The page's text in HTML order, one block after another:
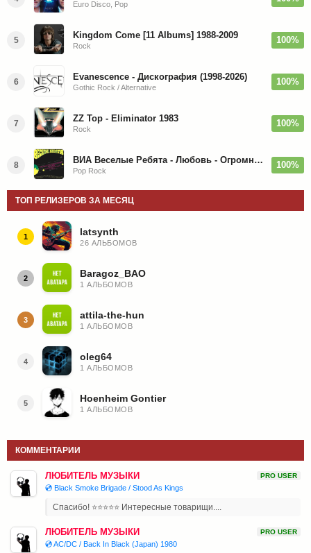
Euro Disco, Pop
5 Kingdom Come [11 Albums] 1988-2009
Rock
100%
6 Evanescence - Дискография (1998-2026)
Gothic Rock / Alternative
100%
7 ZZ Top - Eliminator 1983
Rock
100%
8 ВИА Веселые Ребята - Любовь - Огромная Страна - 1974/2026
Pop Rock
100%
ТОП РЕЛИЗЕРОВ ЗА МЕСЯЦ
1 latsynth
26 АЛЬБОМОВ
2 Baragoz_BAO
1 АЛЬБОМОВ
3 attila-the-hun
1 АЛЬБОМОВ
4 oleg64
1 АЛЬБОМОВ
5 Hoenheim Gontier
1 АЛЬБОМОВ
КОММЕНТАРИИ
ЛЮБИТЕЛЬ МУЗЫКИ PRO USER
💿 Black Smoke Brigade / Stood As Kings
Спасибо! ⭐⭐⭐⭐⭐ Интересные товарищи....
ЛЮБИТЕЛЬ МУЗЫКИ PRO USER
💿 AC/DC / Back In Black (Japan) 1980